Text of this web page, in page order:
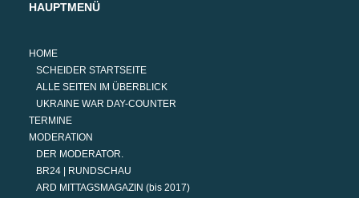
HAUPTMENÜ
HOME
SCHEIDER STARTSEITE
ALLE SEITEN IM ÜBERBLICK
UKRAINE WAR DAY-COUNTER
TERMINE
MODERATION
DER MODERATOR.
BR24 | RUNDSCHAU
ARD MITTAGSMAGAZIN (bis 2017)